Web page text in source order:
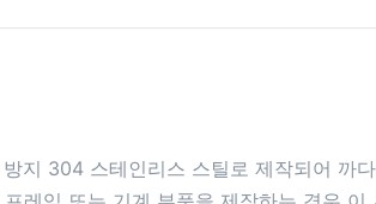
지 304 스테인리스 스틸로 제작되어 까